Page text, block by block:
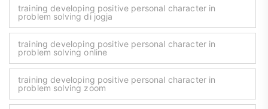
training developing positive personal character in
problem solving di jogja
training developing positive personal character in
problem solving online
training developing positive personal character in
problem solving zoom